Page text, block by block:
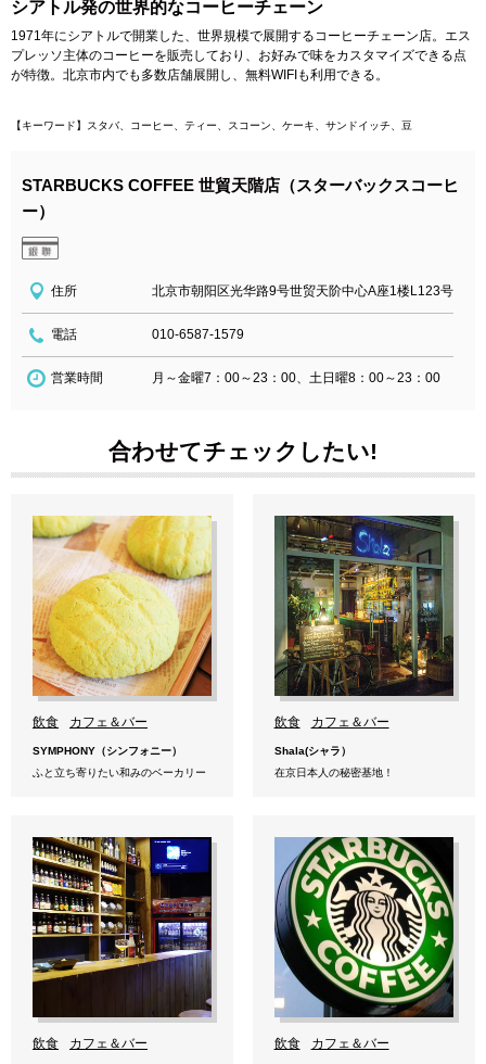
シアトル発の世界的なコーヒーチェーン
1971年にシアトルで開業した、世界規模で展開するコーヒーチェーン店。エス
プレッソ主体のコーヒーを販売しており、お好みで味をカスタマイズできる点
が特徴。北京市内でも多数店舗展開し、無料WIFIも利用できる。
【キーワード】スタバ、コーヒー、ティー、スコーン、ケーキ、サンドイッチ、豆
STARBUCKS COFFEE 世貿天階店（スターバックスコーヒ
ー）
住所 北京市朝阳区光华路9号世贸天阶中心A座1楼L123号
電話 010-6587-1579
営業時間 月～金曜7：00～23：00、土日曜8：00～23：00
合わせてチェックしたい!
飲食 カフェ＆バー
SYMPHONY（シンフォニー）
ふと立ち寄りたい和みのベーカリー
飲食 カフェ＆バー
Shala(シャラ）
在京日本人の秘密基地！
飲食 カフェ＆バー 飲食 カフェ＆バー